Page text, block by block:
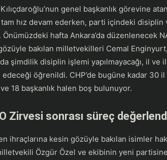
genel başkanlık görevine
hız devam ederken, parti içindeki
hafta Ankara’da düzenlenecek
bakılan milletvekilleri Cemal
şimdilik disiplin işlemi yapılmayacağı, il ve
edeceği öğrenildi. CHP’de bugüne kadar 30 il
ve 18 başkanlık halen boş bulunuyor.
Zirvesi sonrası süreç
ihraçlarına kesin gözüyle bakılan isimler
Özgür Özel ve ekibinin yeni